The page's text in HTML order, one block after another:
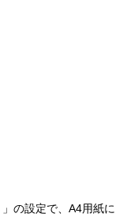
の設定で、A4用紙に